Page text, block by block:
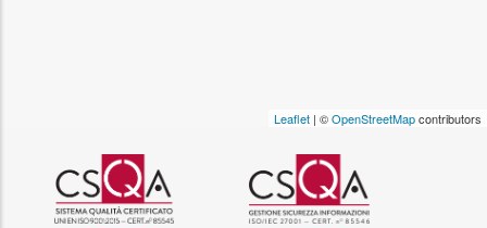
Leaflet | ©OpenStreetMapcontributors
Logo certificazione ISO 9001
Logo